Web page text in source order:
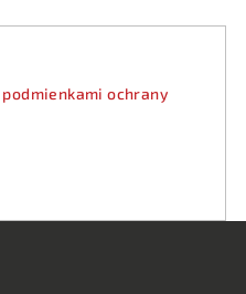
podmienkami ochrany